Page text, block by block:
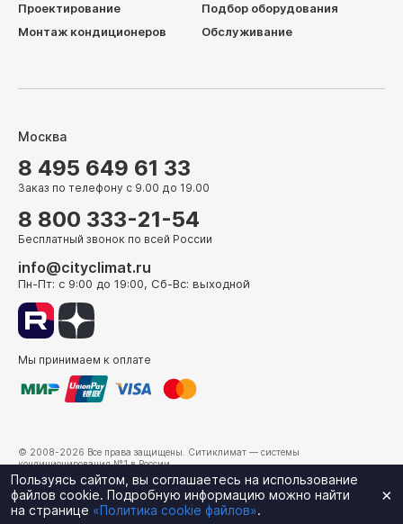
Проектирование
Подбор оборудования
Монтаж кондиционеров
Обслуживание
Москва
8 495 649 61 33
Заказ по телефону с 9.00 до 19.00
8 800 333-21-54
Бесплатный звонок по всей России
info@cityclimat.ru
Пн-Пт: с 9:00 до 19:00, Сб-Вс: выходной
Мы принимаем к оплате
© 2008-2026 Все права защищены. Ситиклимат — системы
кондиционирования №1 в России.
г. Москва, ул. Электрозаводская, д. 24
×
Пользуясь сайтом, вы соглашаетесь на использование
файлов cookie. Подробную информацию можно найти
на странице «Политика cookie файлов».